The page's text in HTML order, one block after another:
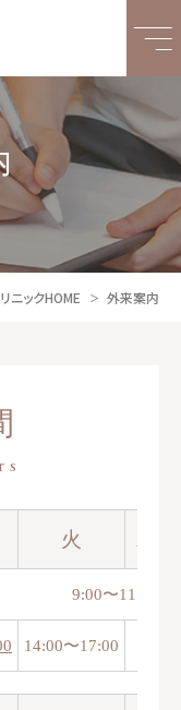
ニックHOME 外来案内
火
9:00〜11:00
14:00〜17:00